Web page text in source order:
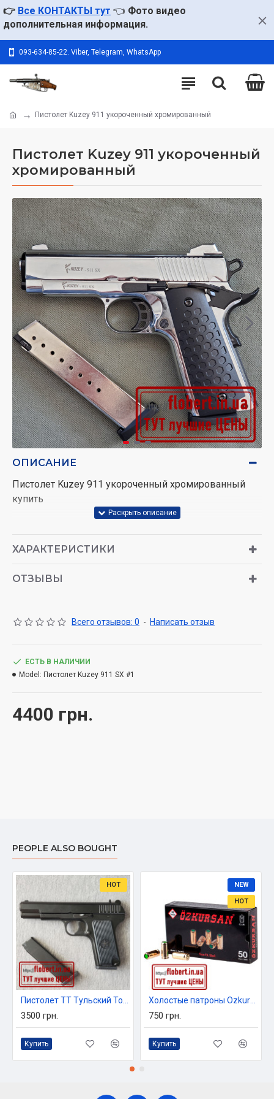
👉 Все КОНТАКТЫ тут 👈 Фото видео
дополнительная информация.
093-634-85-22. Viber, Telegram, WhatsApp
Пистолет Kuzey 911 укороченный хромированный
Пистолет Kuzey 911 укороченный
хромированный
ОПИСАНИЕ
Пистолет Kuzey 911 укороченный хромированный
купить
ХАРАКТЕРИСТИКИ
ОТЗЫВЫ
Всего отзывов: 0 - Написать отзыв
4400 грн.
ЕСТЬ В НАЛИЧИИ
Model: Пистолет Kuzey 911 SX #1
PEOPLE ALSO BOUGHT
HOT
3500 грн.
Купить
NEW
HOT
750 грн.
Купить